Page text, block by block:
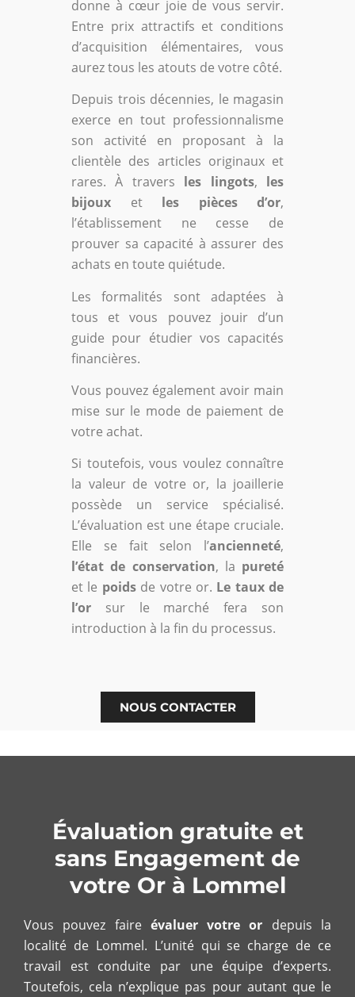
donne à cœur joie de vous servir.
Entre prix attractifs et conditions
d’acquisition élémentaires, vous
aurez tous les atouts de votre côté.
Depuis trois décennies, le magasin
exerce en tout professionnalisme
son activité en proposant à la
clientèle des articles originaux et
rares. À travers les lingots, les
bijoux et les pièces d’or,
l’établissement ne cesse de
prouver sa capacité à assurer des
achats en toute quiétude.
Les formalités sont adaptées à
tous et vous pouvez jouir d’un
guide pour étudier vos capacités
financières.
Vous pouvez également avoir main
mise sur le mode de paiement de
votre achat.
Si toutefois, vous voulez connaître
la valeur de votre or, la joaillerie
possède un service spécialisé.
L’évaluation est une étape cruciale.
Elle se fait selon l’ancienneté,
l’état de conservation, la pureté
et le poidsde votre or. Le taux de
l’or sur le marché fera son
introduction à la fin du processus.
NOUS CONTACTER
Évaluation gratuite et
sans Engagement de
votre Or à Lommel
Vous pouvez faireévaluer votre or depuis la
localité de Lommel. L’unité qui se charge de ce
travail est conduite par une équipe d’experts.
Toutefois, cela n’explique pas pour autant que le